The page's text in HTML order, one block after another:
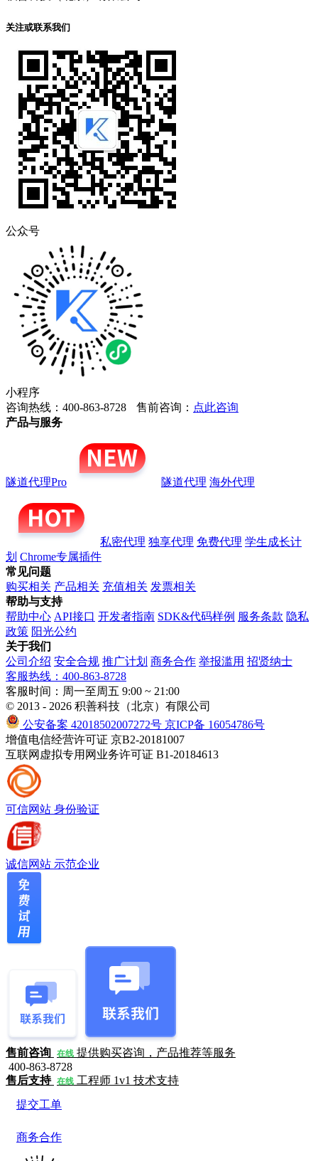
关注或联系我们
公众号
小程序
咨询热线：400-863-8728
售前咨询： 点此咨询
产品与服务
隧道代理Pro 隧道代理 海外代理
私密代理 独享代理 免费代理 学生成长计
划 Chrome专属插件
常见问题
购买相关 产品相关 充值相关 发票相关
帮助与支持
帮助中心 API接口 开发者指南 SDK&代码样例 服务条款 隐私
政策 阳光公约
关于我们
公司介绍 安全合规 推广计划 商务合作 举报滥用 招贤纳士
客服热线：400-863-8728
客服时间：周一至周五 9:00 ~ 21:00
© 2013 - 2026 积善科技（北京）有限公司
公安备案 42018502007272号 京ICP备 16054786号
增值电信经营许可证 京B2-20181007
互联网虚拟专用网业务许可证 B1-20184613
可信网站 身份验证
诚信网站 示范企业
售前咨询 在线 提供购买咨询，产品推荐等服务
400-863-8728
售后支持 在线 工程师 1v1 技术支持
提交工单
商务合作